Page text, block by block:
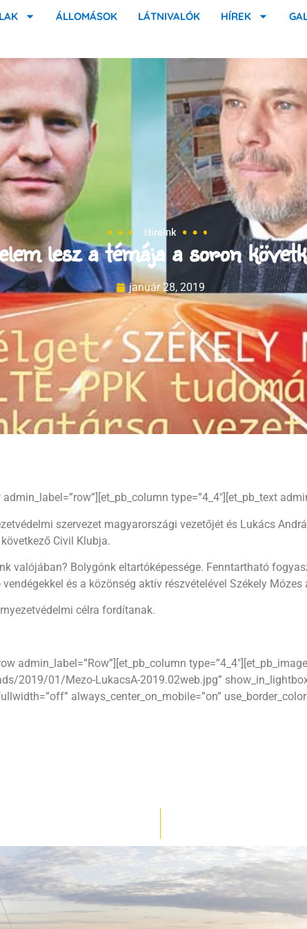
ÁLLOMÁSOK LÁTNIVALÓK HÍREK
Híreink
lesz a témája a soron
január 28, 2019
type=”4_4″][et_pb_text
szervezet magyarországi vezetőjét és Lukács
Civil Klubja.
valójában? Bolygónk eltartóképessége. Fenntartható
és a közönség aktív részvételével Székely
célra fordítanak.
admin_label=”Row”][et_pb_column
2019/01/Mezo-LukacsA-2019.02web.jpg”
always_center_on_mobile=”on”